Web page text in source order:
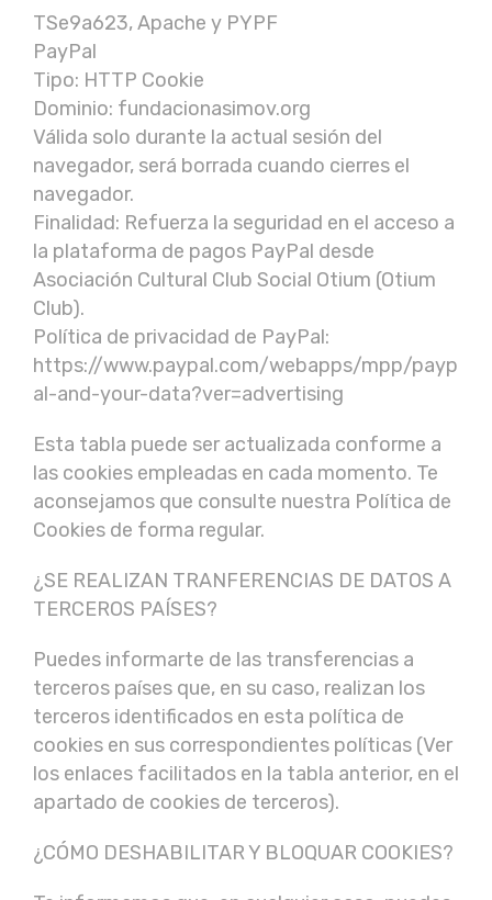
TSe9a623, Apache y PYPF
PayPal
Tipo: HTTP Cookie
Dominio: fundacionasimov.org
Válida solo durante la actual sesión del
navegador, será borrada cuando cierres el
navegador.
Finalidad: Refuerza la seguridad en el acceso a
la plataforma de pagos PayPal desde
Asociación Cultural Club Social Otium (Otium
Club).
Política de privacidad de PayPal:
https://www.paypal.com/webapps/mpp/payp
al-and-your-data?ver=advertising
Esta tabla puede ser actualizada conforme a
las cookies empleadas en cada momento. Te
aconsejamos que consulte nuestra Política de
Cookies de forma regular.
¿SE REALIZAN TRANFERENCIAS DE DATOS A
TERCEROS PAÍSES?
Puedes informarte de las transferencias a
terceros países que, en su caso, realizan los
terceros identificados en esta política de
cookies en sus correspondientes políticas (Ver
los enlaces facilitados en la tabla anterior, en el
apartado de cookies de terceros).
¿CÓMO DESHABILITAR Y BLOQUAR COOKIES?